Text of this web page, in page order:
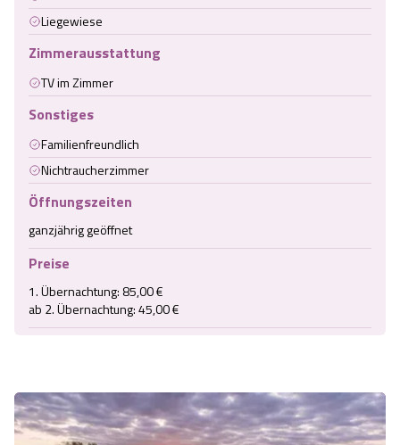
Liegewiese
Zimmerausstattung
TV im Zimmer
Sonstiges
Familienfreundlich
Nichtraucherzimmer
Öffnungszeiten
ganzjährig geöffnet
Preise
1. Übernachtung: 85,00 €
ab 2. Übernachtung: 45,00 €